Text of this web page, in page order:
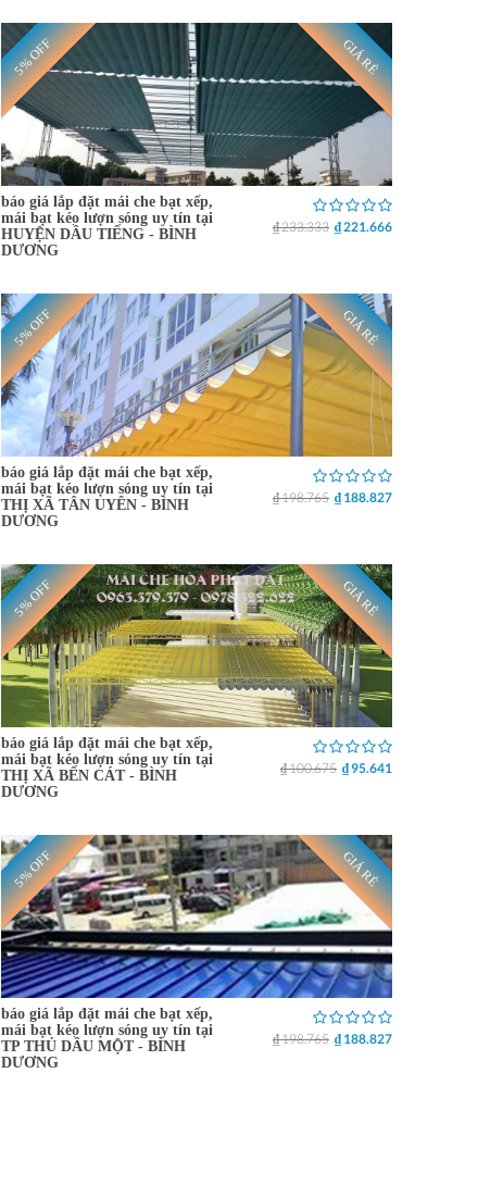
5% OFF GIÁ RẺ
báo giá lắp đặt mái che bạt xếp,
mái bạt kéo lượn sóng uy tín tại
HUYỆN DẦU TIẾNG - BÌNH
DƯƠNG
₫ 233.333 ₫ 221.666
5% OFF GIÁ RẺ
báo giá lắp đặt mái che bạt xếp,
mái bạt kéo lượn sóng uy tín tại
THỊ XÃ TÂN UYÊN - BÌNH
DƯƠNG
₫ 198.765 ₫ 188.827
5% OFF GIÁ RẺ
báo giá lắp đặt mái che bạt xếp,
mái bạt kéo lượn sóng uy tín tại
THỊ XÃ BẾN CÁT - BÌNH
DƯƠNG
₫ 100.675 ₫ 95.641
5% OFF GIÁ RẺ
báo giá lắp đặt mái che bạt xếp,
mái bạt kéo lượn sóng uy tín tại
TP THỦ DẦU MỘT - BÌNH
DƯƠNG
₫ 198.765 ₫ 188.827